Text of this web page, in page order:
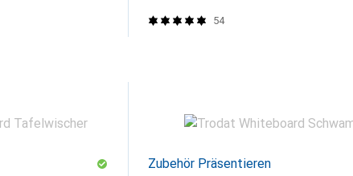
54
Zubehör Präsentieren